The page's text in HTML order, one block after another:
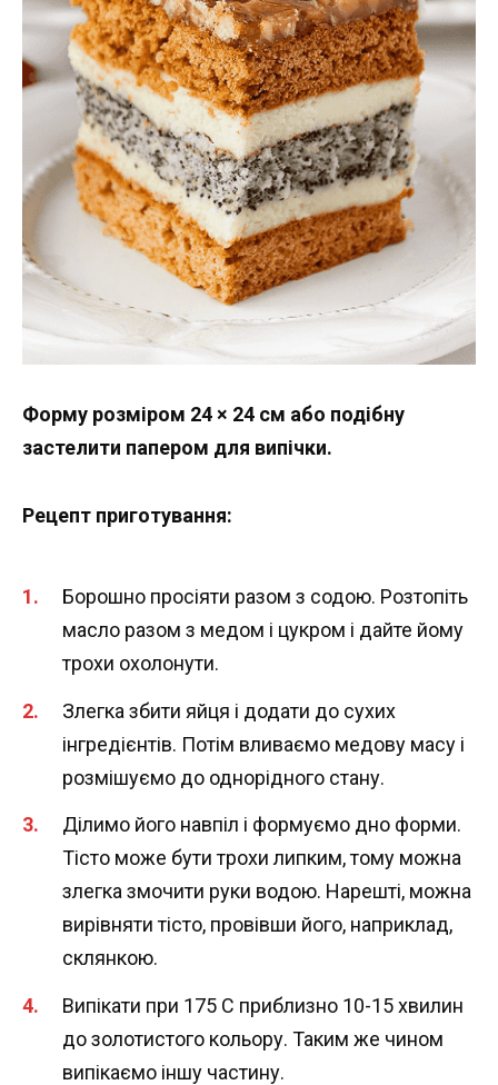
Форму розміром 24 × 24 см або подібну
застелити папером для випічки.
Рецепт приготування:
Борошно просіяти разом з содою. Розтопіть
масло разом з медом і цукром і дайте йому
трохи охолонути.
Злегка збити яйця і додати до сухих
інгредієнтів. Потім вливаємо медову масу і
розмішуємо до однорідного стану.
Ділимо його навпіл і формуємо дно форми.
Тісто може бути трохи липким, тому можна
злегка змочити руки водою. Нарешті, можна
вирівняти тісто, провівши його, наприклад,
склянкою.
Випікати при 175 С приблизно 10-15 хвилин
до золотистого кольору. Таким же чином
випікаємо іншу частину.